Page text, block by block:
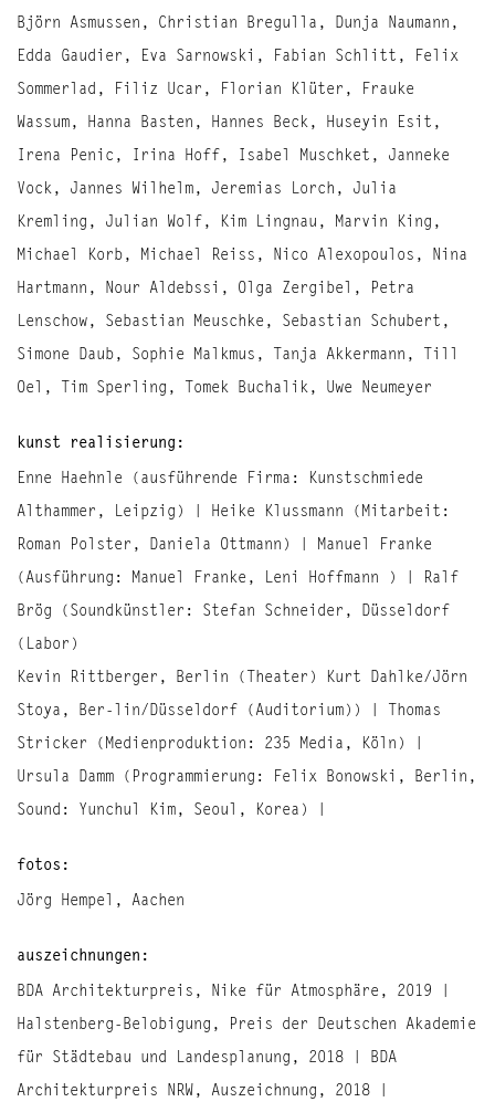
Björn Asmussen, Christian Bregulla, Dunja Naumann,
Edda Gaudier, Eva Sarnowski, Fabian Schlitt, Felix
Sommerlad, Filiz Ucar, Florian Klüter, Frauke
Wassum, Hanna Basten, Hannes Beck, Huseyin Esit,
Irena Penic, Irina Hoff, Isabel Muschket, Janneke
Vock, Jannes Wilhelm, Jeremias Lorch, Julia
Kremling, Julian Wolf, Kim Lingnau, Marvin King,
Michael Korb, Michael Reiss, Nico Alexopoulos, Nina
Hartmann, Nour Aldebssi, Olga Zergibel, Petra
Lenschow, Sebastian Meuschke, Sebastian Schubert,
Simone Daub, Sophie Malkmus, Tanja Akkermann, Till
Oel, Tim Sperling, Tomek Buchalik, Uwe Neumeyer
kunst realisierung:
Enne Haehnle (ausführende Firma: Kunstschmiede
Althammer, Leipzig) | Heike Klussmann (Mitarbeit:
Roman Polster, Daniela Ottmann) | Manuel Franke
(Ausführung: Manuel Franke, Leni Hoffmann ) | Ralf
Brög (Soundkünstler: Stefan Schneider, Düsseldorf
(Labor)
Kevin Rittberger, Berlin (Theater) Kurt Dahlke/Jörn
Stoya, Ber-lin/Düsseldorf (Auditorium)) | Thomas
Stricker (Medienproduktion: 235 Media, Köln) |
Ursula Damm (Programmierung: Felix Bonowski, Berlin,
Sound: Yunchul Kim, Seoul, Korea) |
fotos:
Jörg Hempel, Aachen
auszeichnungen:
BDA Architekturpreis, Nike für Atmosphäre, 2019 |
Halstenberg-Belobigung, Preis der Deutschen Akademie
für Städtebau und Landesplanung, 2018 | BDA
Architekturpreis NRW, Auszeichnung, 2018 |